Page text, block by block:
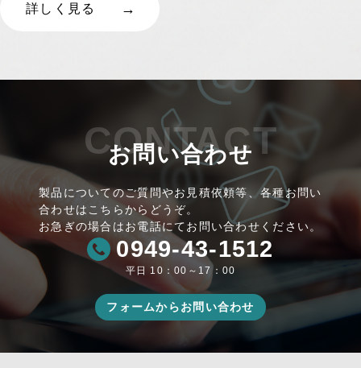
詳しく見る
CONTACT
お問い合わせ
製品についてのご質問やお見積依頼等、各種お問い
合わせはこちらからどうぞ。
お急ぎの場合はお電話にてお問い合わせください。
0949-43-1512
平日 10：00～17：00
フォームからお問い合わせ